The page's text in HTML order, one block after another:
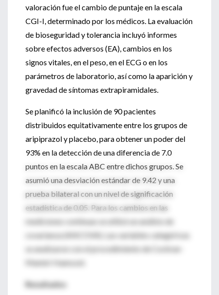
valoración fue el cambio de puntaje en la escala
CGI-I, determinado por los médicos. La evaluación
de bioseguridad y tolerancia incluyó informes
sobre efectos adversos (EA), cambios en los
signos vitales, en el peso, en el ECG o en los
parámetros de laboratorio, así como la aparición y
gravedad de síntomas extrapiramidales.
Se planificó la inclusión de 90 pacientes
distribuidos equitativamente entre los grupos de
aripiprazol y placebo, para obtener un poder del
93% en la detección de una diferencia de 7.0
puntos en la escala ABC entre dichos grupos. Se
asumió una desviación estándar de 9.42 y una
prueba bilateral con un nivel de significación
estadística de 0.05. Para los cambios en las
mediciones continuas se utilizó un análisis de
covarianza (ANCOVA). Las variables categóricas
se analizaron con el procedimiento de Cochran-
Mantel-Haenszel.
Resultados